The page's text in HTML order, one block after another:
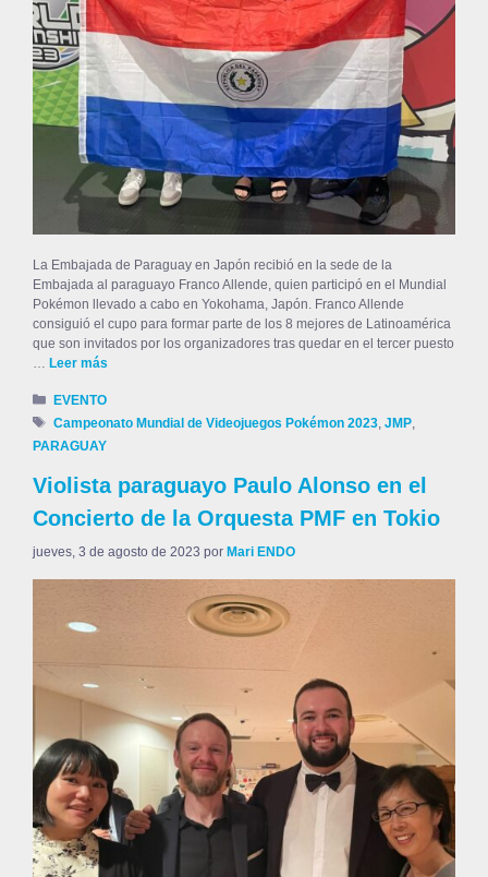
La Embajada de Paraguay en Japón recibió en la sede de la
Embajada al paraguayo Franco Allende, quien participó en el Mundial
Pokémon llevado a cabo en Yokohama, Japón. Franco Allende
consiguió el cupo para formar parte de los 8 mejores de Latinoamérica
que son invitados por los organizadores tras quedar en el tercer puesto
… Leer más
EVENTO
Campeonato Mundial de Videojuegos Pokémon 2023 ,JMP
PARAGUAY
Violista paraguayo Paulo Alonso en el
Concierto de la Orquesta PMF en Tokio
jueves, 3 de agosto de 2023 por Mari ENDO